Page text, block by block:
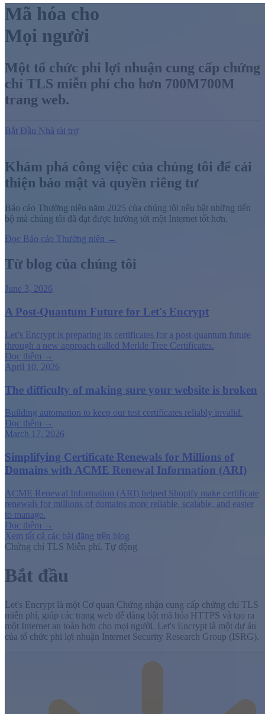
Mã hóa cho
Mọi người
Một tổ chức phi lợi nhuận cung cấp chứng
chỉ TLS miễn phí cho hơn 700M700M
trang web.
Bắt Đầu Nhà tài trợ
Khám phá công việc của chúng tôi để cải
thiện bảo mật và quyền riêng tư
Báo cáo Thường niên năm 2025 của chúng tôi nêu bật những tiến
bộ mà chúng tôi đã đạt được hướng tới một Internet tốt hơn.
Đọc Báo cáo Thường niên →
Từ blog của chúng tôi
June 3, 2026
A Post-Quantum Future for Let's Encrypt
Let’s Encrypt is preparing its certificates for a post-quantum future
through a new approach called Merkle Tree Certificates.
Đọc thêm →
April 10, 2026
The difficulty of making sure your website is broken
Building automation to keep our test certificates reliably invalid.
Đọc thêm →
March 17, 2026
Simplifying Certificate Renewals for Millions of
Domains with ACME Renewal Information (ARI)
ACME Renewal Information (ARI) helped Shopify make certificate
renewals for millions of domains more reliable, scalable, and easier
to manage.
Đọc thêm →
Xem tất cả các bài đăng trên blog
Chứng chỉ TLS Miễn phí, Tự động
Bắt đầu
Let's Encrypt là một Cơ quan Chứng nhận cung cấp chứng chỉ TLS
miễn phí, giúp các trang web dễ dàng bật mã hóa HTTPS và tạo ra
một Internet an toàn hơn cho mọi người. Let's Encrypt là một dự án
của tổ chức phi lợi nhuận Internet Security Research Group (ISRG).